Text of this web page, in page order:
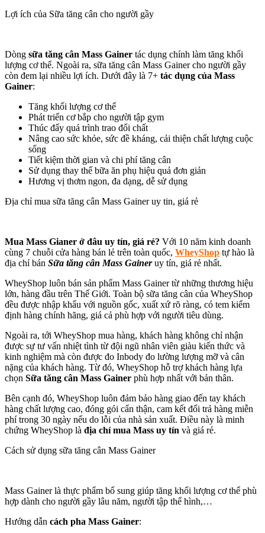
Lợi ích của Sữa tăng cân cho người gầy
Dòng sữa tăng cân Mass Gainer tác dụng chính làm tăng khối
lượng cơ thể. Ngoài ra, sữa tăng cân Mass Gainer cho người gầy
còn đem lại nhiều lợi ích. Dưới đây là 7+ tác dụng của Mass
Gainer:
Tăng khối lượng cơ thể
Phát triển cơ bắp cho người tập gym
Thúc đẩy quá trình trao đổi chất
Nâng cao sức khỏe, sức đề kháng, cải thiện chất lượng cuộc
sống
Tiết kiệm thời gian và chi phí tăng cân
Sử dụng thay thế bữa ăn phụ hiệu quả đơn giản
Hương vị thơm ngon, đa dạng, dễ sử dụng
Địa chỉ mua sữa tăng cân Mass Gainer uy tin, giá rẻ
Mua Mass Gianer ở đâu uy tín, giá rẻ? Với 10 năm kinh doanh
cùng 7 chuỗi cửa hàng bán lẻ trên toàn quốc, WheyShop tự hào là
địa chỉ bán Sữa tăng cân Mass Gaineruy tín, giá rẻ nhất.
WheyShop luôn bán sản phẩm Mass Gainer từ những thương hiệu
lớn, hàng đầu trên Thế Giới. Toàn bộ sữa tăng cân của WheyShop
đều được nhập khẩu với nguồn gốc, xuất xứ rõ ràng, có tem kiểm
định hàng chính hãng, giá cả phù hợp với người tiêu dùng.
Ngoài ra, tới WheyShop mua hàng, khách hàng không chỉ nhận
được sự tư vấn nhiệt tình từ đội ngũ nhân viên giàu kiến thức và
kinh nghiệm mà còn được đo Inbody đo lường lượng mỡ và cân
nặng của khách hàng. Từ đó, WheyShop hỗ trợ khách hàng lựa
chọn Sữa tăng cân Mass Gainer phù hợp nhất với bản thân.
Bên cạnh đó, WheyShop luôn đảm bảo hàng giao đến tay khách
hàng chất lượng cao, đóng gói cẩn thận, cam kết đổi trả hàng miễn
phí trong 30 ngày nếu do lỗi của nhà sản xuất. Điều này là minh
chứng WheyShop là địa chỉ mua Mass uy tín và giá rẻ.
Cách sử dụng sữa tăng cân Mass Gainer
Mass Gainer là thực phẩm bổ sung giúp tăng khối lượng cơ thể phù
hợp dành cho người gầy lâu năm, người tập thể hình,…
Hướng dẫn cách pha Mass Gainer: